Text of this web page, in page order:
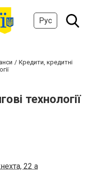
Рус
Кредити, кредитні
технології
22 а